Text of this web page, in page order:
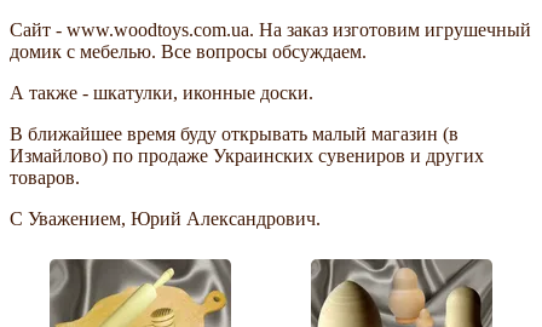
Сайт - www.woodtoys.com.ua. На заказ изготовим игрушечный
домик с мебелью. Все вопросы обсуждаем.
А также - шкатулки, иконные доски.
В ближайшее время буду открывать малый магазин (в
Измайлово) по продаже Украинских сувениров и других
товаров.
С Уважением, Юрий Александрович.